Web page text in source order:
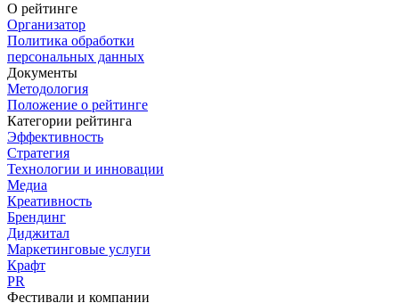
О рейтинге
Организатор
Политика обработки
персональных данных
Документы
Методология
Положение о рейтинге
Категории рейтинга
Эффективность
Стратегия
Технологии и инновации
Медиа
Креативность
Брендинг
Диджитал
Маркетинговые услуги
Крафт
PR
Фестивали и компании